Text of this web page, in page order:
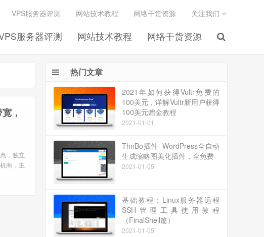
服务器评测 网站技术教程 网络干货资源
VPS服务器评测 网站技术教程 网络干货资源 关注我们
，
，独立
商，主
热门文章
2021年如何获得Vultr免费的
100美元，详解Vultr新用户获得
100美元赠金教程
2021-01-01
ThnBo插件–WordPress全自动
生成缩略图美化插件，全免费
2021-01-05
基础教程：Linux服务器远程
SSH管理工具使用教程
（FinalShell篇）
2021-01-05